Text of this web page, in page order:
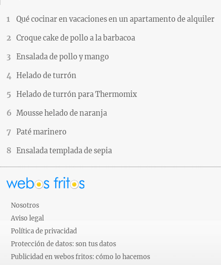
Qué cocinar en vacaciones en un apartamento de alquiler
Croque cake de pollo a la barbacoa
Ensalada de pollo y mango
Helado de turrón
Helado de turrón para Thermomix
Mousse helado de naranja
Paté marinero
Ensalada templada de sepia
Nosotros
Aviso legal
Política de privacidad
Protección de datos: son tus datos
Publicidad en webos fritos: cómo lo hacemos